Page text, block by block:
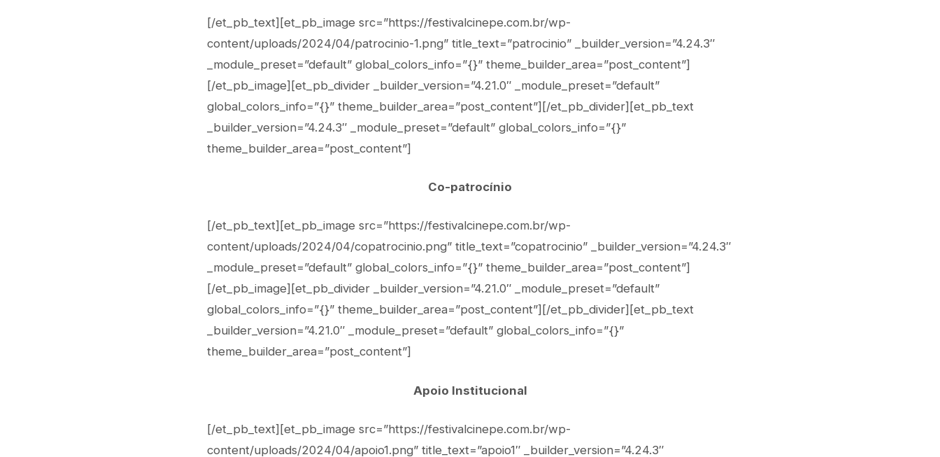
[/et_pb_text][et_pb_image src=”https://festivalcinepe.com.br/wp-
content/uploads/2024/04/patrocinio-1.png” title_text=”patrocinio” _builder_version=”4.24.3″
_module_preset=”default” global_colors_info=”{}” theme_builder_area=”post_content”]
[/et_pb_image][et_pb_divider _builder_version=”4.21.0″ _module_preset=”default”
global_colors_info=”{}” theme_builder_area=”post_content”][/et_pb_divider][et_pb_text
_builder_version=”4.24.3″ _module_preset=”default” global_colors_info=”{}”
theme_builder_area=”post_content”]
Co-patrocínio
[/et_pb_text][et_pb_image src=”https://festivalcinepe.com.br/wp-
content/uploads/2024/04/copatrocinio.png” title_text=”copatrocinio” _builder_version=”4.24.3″
_module_preset=”default” global_colors_info=”{}” theme_builder_area=”post_content”]
[/et_pb_image][et_pb_divider _builder_version=”4.21.0″ _module_preset=”default”
global_colors_info=”{}” theme_builder_area=”post_content”][/et_pb_divider][et_pb_text
_builder_version=”4.21.0″ _module_preset=”default” global_colors_info=”{}”
theme_builder_area=”post_content”]
Apoio Institucional
[/et_pb_text][et_pb_image src=”https://festivalcinepe.com.br/wp-
content/uploads/2024/04/apoio1.png” title_text=”apoio1″ _builder_version=”4.24.3″